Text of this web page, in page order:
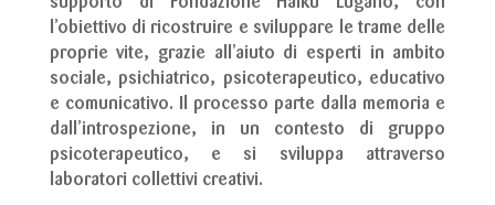
l’obiettivo di ricostruire e sviluppare le trame delle
proprie vite, grazie all’aiuto di esperti in ambito
sociale, psichiatrico, psicoterapeutico, educativo
e comunicativo. Il processo parte dalla memoria e
dall’introspezione, in un contesto di gruppo
psicoterapeutico, e si sviluppa attraverso
laboratori collettivi creativi.